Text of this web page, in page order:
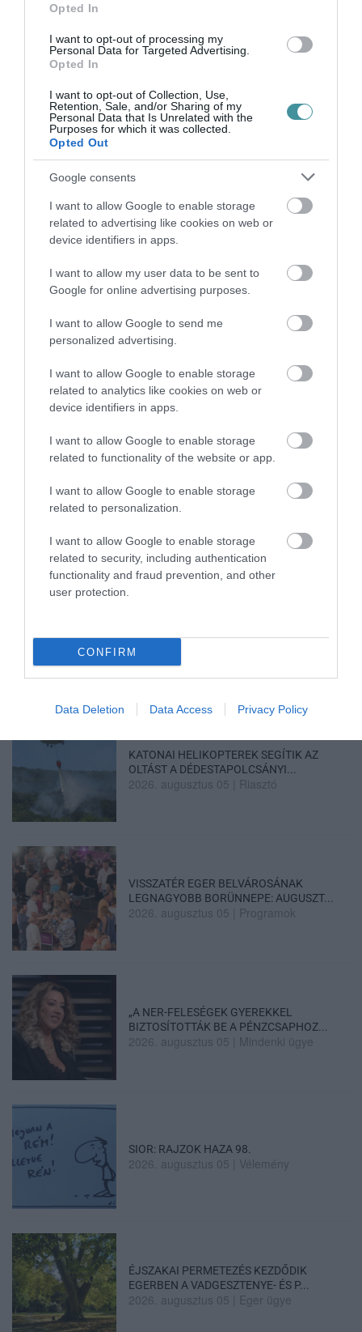
Opted In
I want to opt-out of processing my
Personal Data for Targeted Advertising.
Opted In
I want to opt-out of Collection, Use,
Retention, Sale, and/or Sharing of my
Personal Data that Is Unrelated with the
Purposes for which it was collected.
Opted Out
Google consents
I want to allow Google to enable storage
related to advertising like cookies on web or
device identifiers in apps.
I want to allow my user data to be sent to
Google for online advertising purposes.
I want to allow Google to send me
personalized advertising.
I want to allow Google to enable storage
related to analytics like cookies on web or
device identifiers in apps.
I want to allow Google to enable storage
related to functionality of the website or app.
I want to allow Google to enable storage
related to personalization.
I want to allow Google to enable storage
related to security, including authentication
functionality and fraud prevention, and other
user protection.
CONFIRM
Data Deletion Data Access Privacy Policy
Legfrissebb híreink
ÚJ HŰTŐRENDSZER A MARKHOT FERENC
KÓRHÁZBAN: TÖBB MINT 70 ...
HOLTAN SZÁLLÍTOTTÁK HAZA A 80 ÉVES
2026. augusztus 06|Riasztó
GÁRDONYI MESEKERT VÁRJA A
CSALÁDOKAT – HÁROM NAPON ÁT ING...
2026. augusztus 06|Programok
MAGYAR PÉTER: KIÍRJÁK AZ ELSŐ
SZÉLERŐMŰVI PÁLYÁZATOKAT, M...
KÜZDELE...
2026. augusztus 06
KATONAI HELIKOPTEREK SEGÍTIK AZ
OLTÁST A DÉDESTAPOLCSÁNYI...
2026. augusztus 05 Riasztó
VISSZATÉR EGER BELVÁROSÁNAK
LEGNAGYOBB BORÜNNEPE: AUGUSZT...
2026. augusztus 05 Programok
„A NER-FELESÉGEK GYEREKKEL
BIZTOSÍTOTTÁK BE A PÉNZCSAPHOZ...
2026. augusztus 05 Mindenki ügye
SIOR: RAJZOK HAZA 98.
2026. augusztus 05 Vélemény
ÉJSZAKAI PERMETEZÉS KEZDŐDIK
EGERBEN A VADGESZTENYE- ÉS P...
2026. augusztus 05 Eger ügye